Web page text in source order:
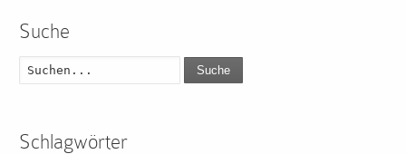
Suche
Suche
Schlagwörter